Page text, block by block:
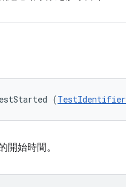
(TestIdentifier
開始時間。